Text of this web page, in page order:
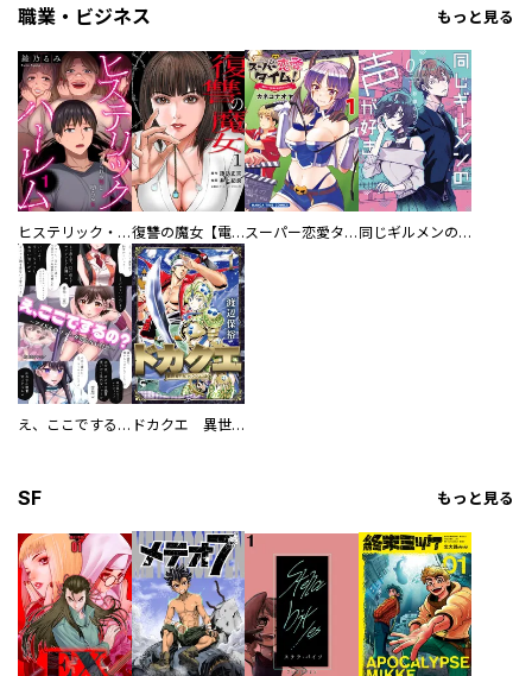
職業・ビジネス もっと見る
ヒステリック・ハーレム～搾られる男と堕ちる女～【電子単行本版】 復讐の魔女【電子単行本版】 スーパー恋愛タイム！～現場でドＳな彼女は自宅でデレる～ 同じギルメンの声が好き
え、ここでするの？ アイドルのファンが知らない日常 ドカクエ 異世界ドカコッククエスト
SF もっと見る